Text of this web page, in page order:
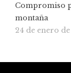
Compromiso
montaña
24 de enero